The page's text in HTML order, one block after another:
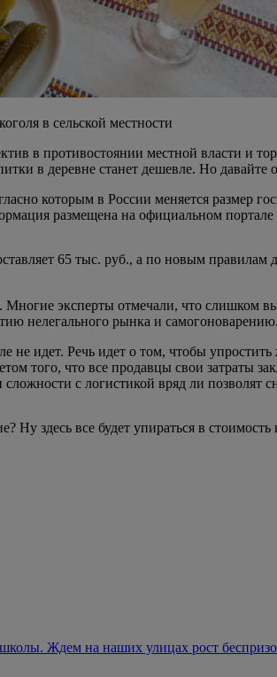
в сельской местности
в противостоянии местной власти и
в деревне станет дешевле. Но давайте
которым в России меняется размер
размещена на официальном
65 тыс. руб., а по новым правилам
эксперты отмечали, что слишком
нелегального рынка и самогоноварению.
не идет. Речь идет о том, чтобы
того, что все продавцы свои
с логистикой вряд ли позволят
Ну здесь все будет упираться в
Ждем на наших улицах рост